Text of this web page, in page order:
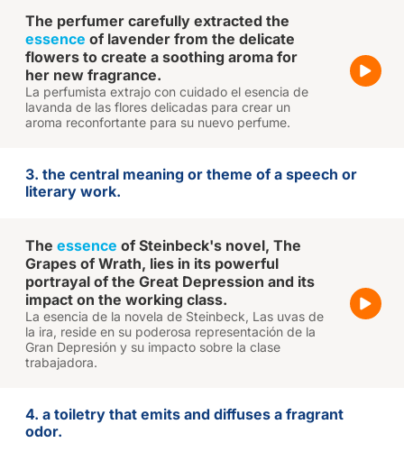
The perfumer carefully extracted the
essence of lavender from the delicate
flowers to create a soothing aroma for
her new fragrance.
La perfumista extrajo con cuidado el esencia de
lavanda de las flores delicadas para crear un
aroma reconfortante para su nuevo perfume.
3. the central meaning or theme of a speech or
literary work.
The essence of Steinbeck's novel, The
Grapes of Wrath, lies in its powerful
portrayal of the Great Depression and its
impact on the working class.
La esencia de la novela de Steinbeck, Las uvas de
la ira, reside en su poderosa representación de la
Gran Depresión y su impacto sobre la clase
trabajadora.
4. a toiletry that emits and diffuses a fragrant
odor.